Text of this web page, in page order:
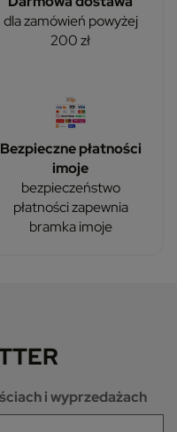
dla zamówień powyżej
200 zł
Bezpieczne płatności
imoje
bezpieczeństwo
płatności zapewnia
bramka imoje
i wyprzedażach